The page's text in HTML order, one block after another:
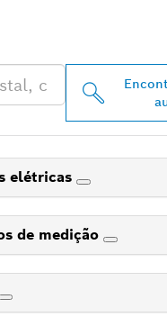
elétricas
de medição